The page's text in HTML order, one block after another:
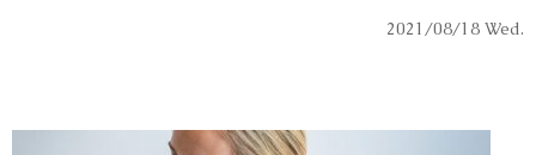
2021/08/18 Wed.